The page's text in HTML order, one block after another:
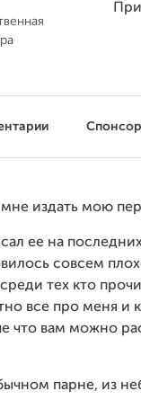
издать мою
ее на
совсем
тех кто
все про меня и
что вам можно
парне, из